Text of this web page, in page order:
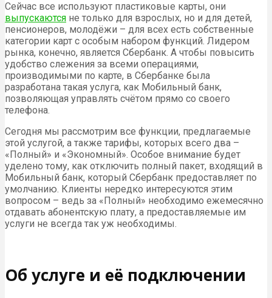
Сейчас все используют пластиковые карты, они
выпускаются не только для взрослых, но и для детей,
пенсионеров, молодёжи – для всех есть собственные
категории карт с особым набором функций. Лидером
рынка, конечно, является Сбербанк. А чтобы повысить
удобство слежения за всеми операциями,
производимыми по карте, в Сбербанке была
разработана такая услуга, как Мобильный банк,
позволяющая управлять счётом прямо со своего
телефона.
Сегодня мы рассмотрим все функции, предлагаемые
этой услугой, а также тарифы, которых всего два –
«Полный» и «Экономный». Особое внимание будет
уделено тому, как отключить полный пакет, входящий в
Мобильный банк, который Сбербанк предоставляет по
умолчанию. Клиенты нередко интересуются этим
вопросом – ведь за «Полный» необходимо ежемесячно
отдавать абонентскую плату, а предоставляемые им
услуги не всегда так уж необходимы.
Об услуге и её подключении